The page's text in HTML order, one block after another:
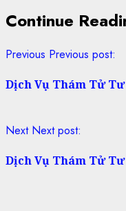
Continue
Previous Previous post:
Dịch Vụ Thám Tử
Next Next post:
Dịch Vụ Thám Tử